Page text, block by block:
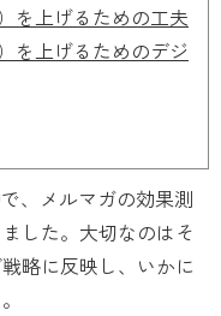
を上げるための工夫
を上げるためのデジ
、メルマガの効果測
した。大切なのはそ
略に反映し、いかに